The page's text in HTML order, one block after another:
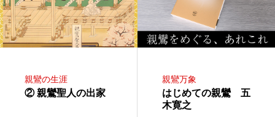
親鸞の生涯
② 親鸞聖人の出家
親鸞万象
はじめての親鸞 五
木寛之